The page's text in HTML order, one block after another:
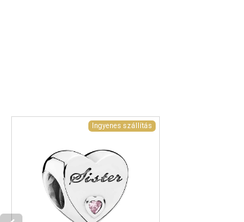
Ingyenes szállítás